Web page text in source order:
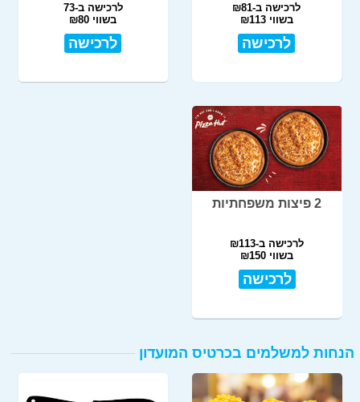
לרכישה ב-₪81
בשווי ₪113
לרכישה
לרכישה ב-73
בשווי ₪80
לרכישה
2 פיצות משפחתיות
לרכישה ב-₪113
בשווי ₪150
לרכישה
הנחות למשלמים בכרטיס המועדון